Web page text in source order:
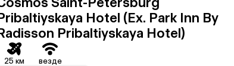
Hotel (Ex. Park Inn By
Pribaltiyskaya Hotel)
25 км везде